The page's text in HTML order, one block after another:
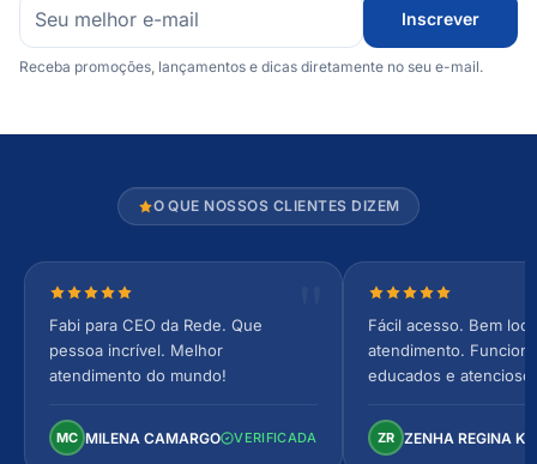
Inscrever
Receba promoções, lançamentos e dicas diretamente no seu e-mail.
O QUE NOSSOS CLIENTES DIZEM
Nota 5 de 5 estrelas
Fabi para CEO da Rede. Que
pessoa incrível. Melhor
atendimento do mundo!
MC MILENA CAMARGO VERIFICADA
Nota 5 de 5
Fácil acesso. Bem
atendimento.
educados e
Perfeito!
ZR ZENHA REGINA